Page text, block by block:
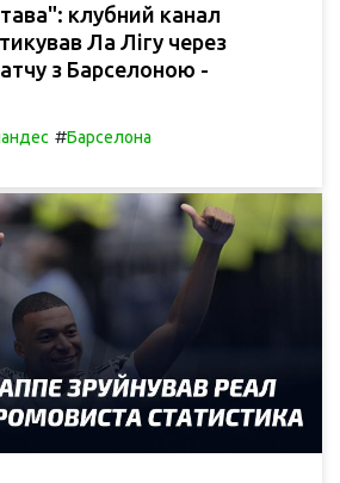
клубний канал
Ла Лігу через
з Барселоною -
#Барселона